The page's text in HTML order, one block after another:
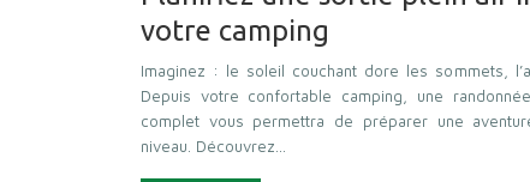
votre camping
Imaginez : le soleil couchant dore les sommets,
Depuis votre confortable camping, une
complet vous permettra de préparer une
niveau. Découvrez…